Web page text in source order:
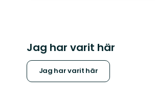
Jag har varit här
Jag har varit här